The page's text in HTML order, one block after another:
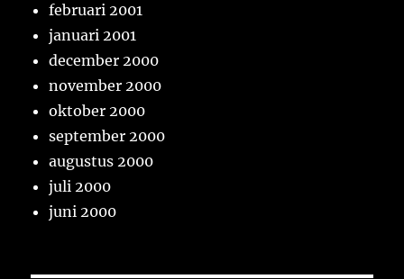
februari 2001
januari 2001
december 2000
november 2000
oktober 2000
september 2000
augustus 2000
juli 2000
juni 2000